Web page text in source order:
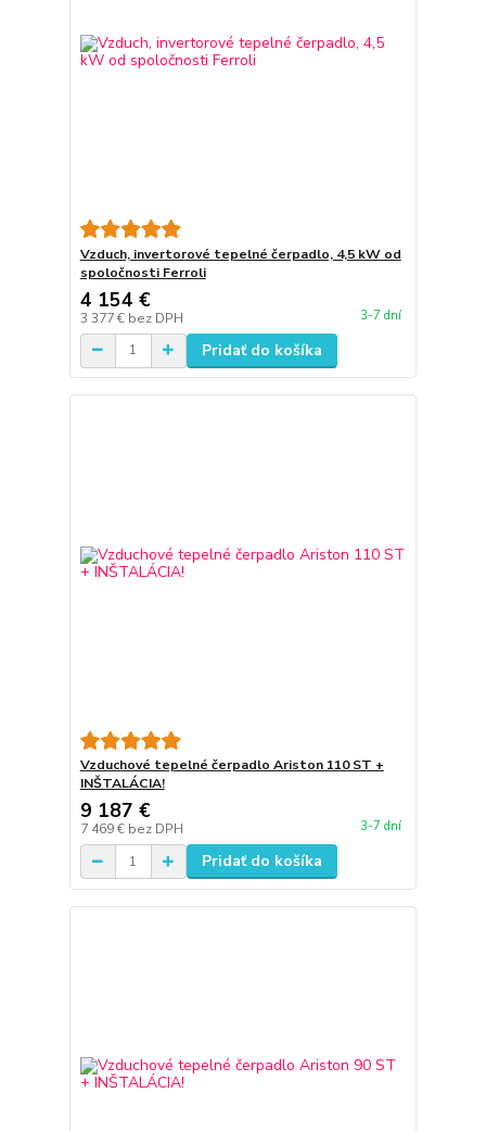
Vzduch, invertorové tepelné čerpadlo, 4,5 kW od
spoločnosti Ferroli
4 154 €
3 377 € bez DPH 3-7 dní
Pridať do košíka
Vzduchové tepelné čerpadlo Ariston 110 ST +
INŠTALÁCIA!
9 187 €
7 469 € bez DPH 3-7 dní
Pridať do košíka